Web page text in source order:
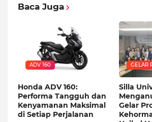
Baca Juga
ADV 160
Honda ADV 160:
Performa Tangguh dan
Kenyamanan Maksimal
di Setiap Perjalanan
GELAR
Silla
Gelar